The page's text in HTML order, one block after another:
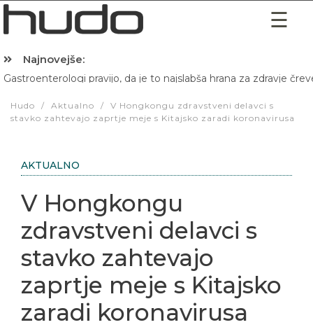
Najnovejše:
Gastroenterologi pravijo, da je to najslabša hrana za zdravje
Hudo / Aktualno /
V Hongkongu zdravstveni delavci s
stavko zahtevajo zaprtje meje s Kitajsko zaradi koronavirusa
AKTUALNO
V Hongkongu
zdravstveni delavci s
stavko zahtevajo
zaprtje meje s Kitajsko
zaradi koronavirusa